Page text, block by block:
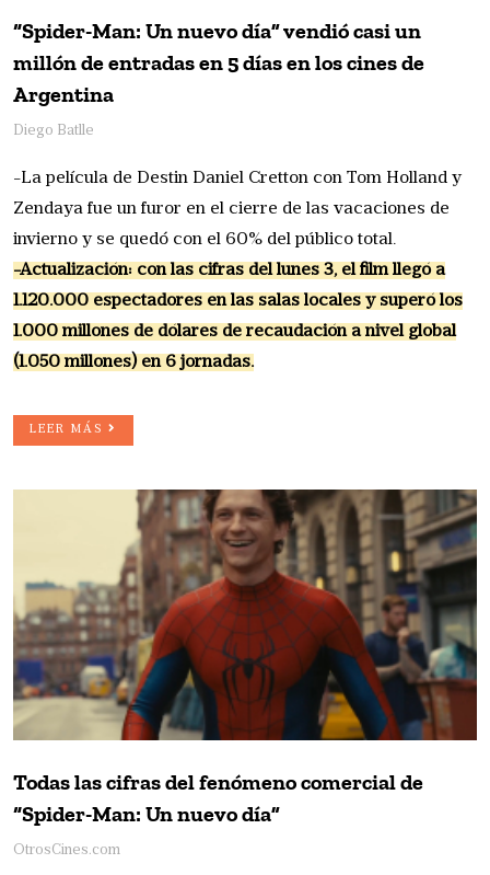
“Spider-Man: Un nuevo día” vendió casi un
millón de entradas en 5 días en los cines de
Argentina
Diego Batlle
-La película de Destin Daniel Cretton con Tom Holland y
Zendaya fue un furor en el cierre de las vacaciones de
invierno y se quedó con el 60% del público total.
-Actualización: con las cifras del lunes 3, el film llegó a
1.120.000 espectadores en las salas locales y superó los
1.000 millones de dólares de recaudación a nivel global
(1.050 millones) en 6 jornadas.
LEER MÁS
Todas las cifras del fenómeno comercial de
“Spider-Man: Un nuevo día”
OtrosCines.com